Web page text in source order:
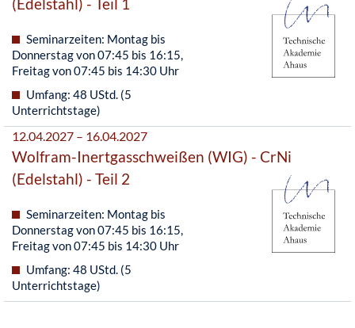
Seminarzeiten: Montag bis
Donnerstag von 07:45 bis 16:15,
Freitag von 07:45 bis 14:30 Uhr
Umfang: 48 UStd. (5
Unterrichtstage)
12.04.2027 – 16.04.2027
Wolfram-Inertgasschweißen (WIG) - CrNi
(Edelstahl) - Teil 2
Seminarzeiten: Montag bis
Donnerstag von 07:45 bis 16:15,
Freitag von 07:45 bis 14:30 Uhr
Umfang: 48 UStd. (5
Unterrichtstage)